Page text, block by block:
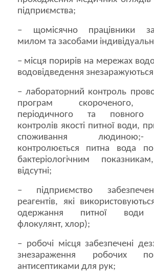
підприємства;
– щомісячно працівники
милом та засобами
– місця порирів на мережах
водовідведення
– лабораторний контроль
програм скороченого,
періодичного та повного
контролів якості питної води,
споживання
контролюється питна вода
бактеріологічним
відсутні;
– підприємство
реагентів, які
одержання питної води
флокулянт, хлор);
– робочі місця забезпечені
знезараження робочих
антисептиками для рук;